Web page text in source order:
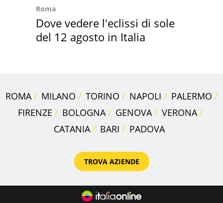
Roma
Dove vedere l'eclissi di sole
del 12 agosto in Italia
ROMA MILANO TORINO NAPOLI
PALERMO
FIRENZE
BOLOGNA GENOVA
VERONA
CATANIA
BARI PADOVA
TROVA AZIENDE